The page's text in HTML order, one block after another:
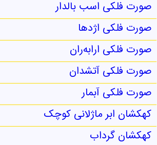
صورت فلکی اسب بالدار
صورت فلکی اژدها
صورت فلکی ارابه‌ران
صورت فلکی آتشدان
صورت فلکی آبمار
کهکشان ابر ماژلانی کوچک
کهکشان گرداب